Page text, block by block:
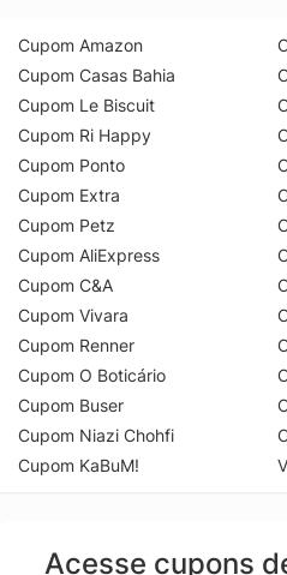
Cupom Amazon
Cupom Casas Bahia
Cupom Le Biscuit
Cupom Ri Happy
Cupom Ponto
Cupom Extra
Cupom Petz
Cupom AliExpress
Cupom C&A
Cupom Vivara
Cupom Renner
Cupom O Boticário
Cupom Buser
Cupom Niazi Chohfi
Cupom KaBuM!
Acesse cupons